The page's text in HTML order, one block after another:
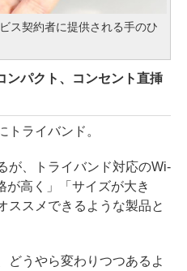
ス契約者に提供される手のひ
ンパクト、コンセント直挿
ライバンド。
、トライバンド対応のWi-
が高く」「サイズが大き
ススメできるような製品と
うやら変わりつつあるよ